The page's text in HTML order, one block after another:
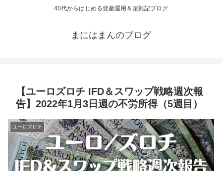
40代からはじめる資産運用＆超雑記ブログ
まにはまんのブログ
【ユーロズロチ IFD＆スワップ戦略週次報
告】2022年1月3日週の不労所得（5週目）
ユーロズロチ